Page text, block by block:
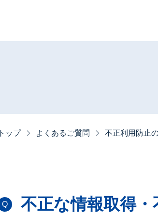
トップ よくあるご質問 不正利用防止
Q 不正な情報取得